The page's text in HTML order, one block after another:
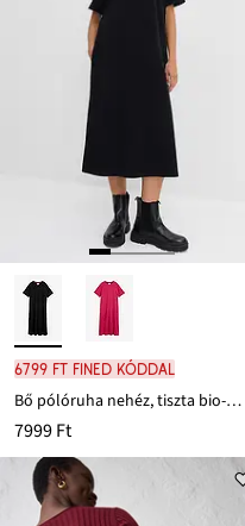
6799 Ft FINED kóddal
Bő pólóruha nehéz, tiszta bio-pamutból, zsebekkel
7999 Ft